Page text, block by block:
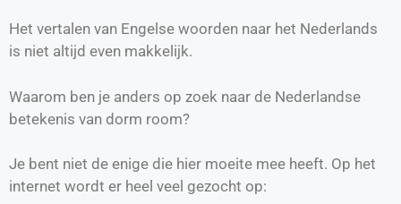
Het vertalen van Engelse woorden naar het Nederlands
is niet altijd even makkelijk.
Waarom ben je anders op zoek naar de Nederlandse
betekenis van dorm room?
Je bent niet de enige die hier moeite mee heeft. Op het
internet wordt er heel veel gezocht op: